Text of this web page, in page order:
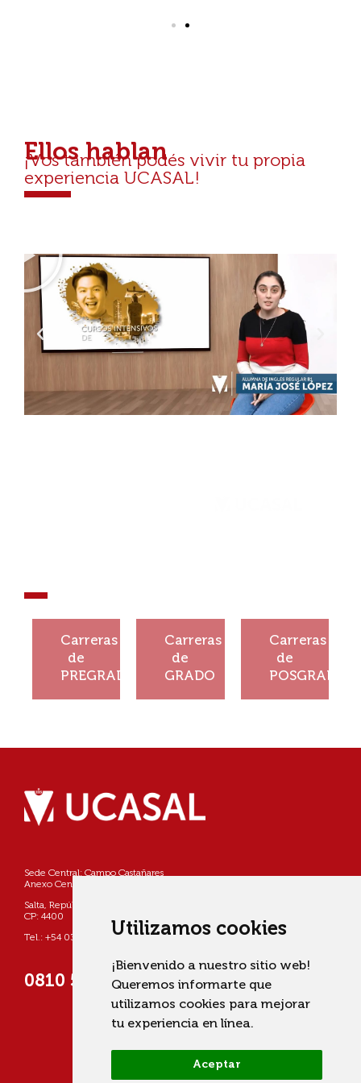
Utilizamos cookies
¡Bienvenido a nuestro sitio web!
Queremos informarte que
utilizamos cookies para mejorar
tu experiencia en línea.
Aceptar
Ellos hablan
¡Vos también podés vivir tu propia
experiencia UCASAL!
Carreras
de
PREGRADO
historia!
Ver
Carreras
de
GRADO
historia!
Ver
Carreras
de
POSGRADO
historia!
Ver
Sede Central: Campo Castañares
Anexo Centro: Pellegrini 790
Salta, República Argentina
CP: 4400
Tel.: +54 0387 4268800
0810 555 822725 (UCASAL)